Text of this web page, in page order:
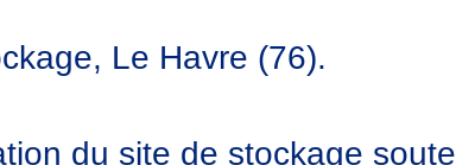
Le Havre (76).
du site de stockage